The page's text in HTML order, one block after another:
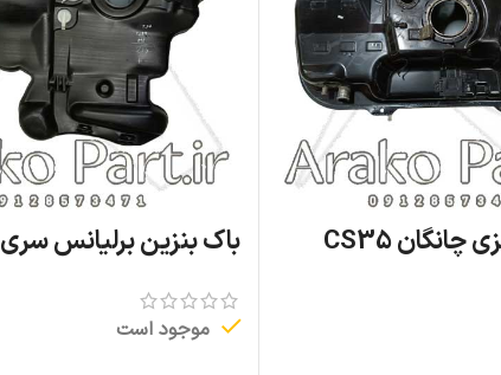
باک بنزین فلزی چانگان CS35
باک بنزین برلیانس سری ۳۰۰
موجود است